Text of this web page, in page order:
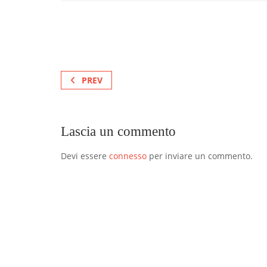
PREV
Lascia un commento
Devi essere connesso per inviare un commento.